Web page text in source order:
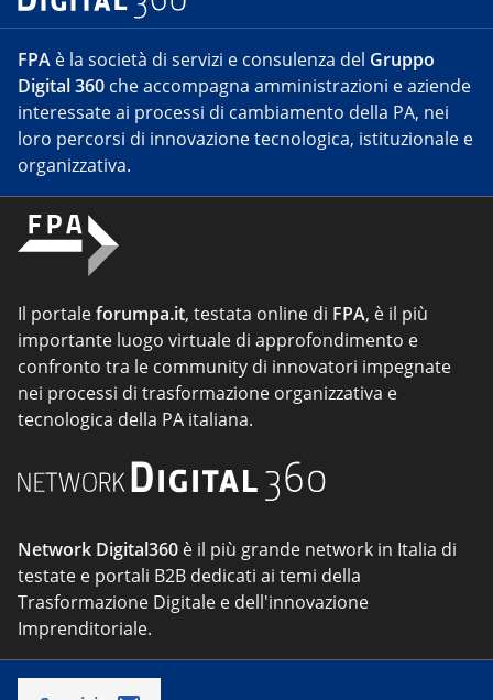
FPA è la società di servizi e consulenza del Gruppo
Digital 360 che accompagna amministrazioni e aziende
interessate ai processi di cambiamento della PA, nei
loro percorsi di innovazione tecnologica, istituzionale e
organizzativa.
Il portaleforumpa.it, testata online di FPA, è il più
importante luogo virtuale di approfondimento e
confronto tra le community di innovatori impegnate
nei processi di trasformazione organizzativa e
tecnologica della PA italiana.
Network Digital360 è il più grande network in Italia di
testate e portali B2B dedicati ai temi della
Trasformazione Digitale e dell'innovazione
Imprenditoriale.